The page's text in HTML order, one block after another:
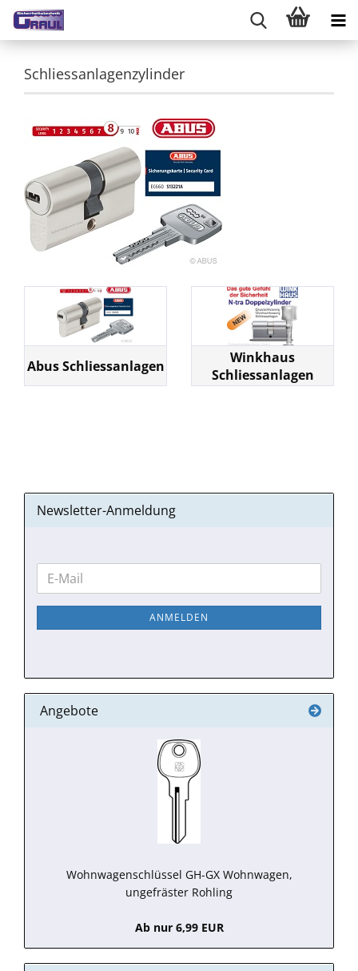
Schliessanlagenzylinder
Abus Schliessanlagen
Winkhaus
Schliessanlagen
Newsletter-Anmeldung
WEITER
ZUR
NEWSLETTER-
E-
Mail
ANMELDEN
Angebote
Wohnwagenschlüssel GH-GX Wohnwagen,
ungefräster Rohling
Ab nur 6,99 EUR